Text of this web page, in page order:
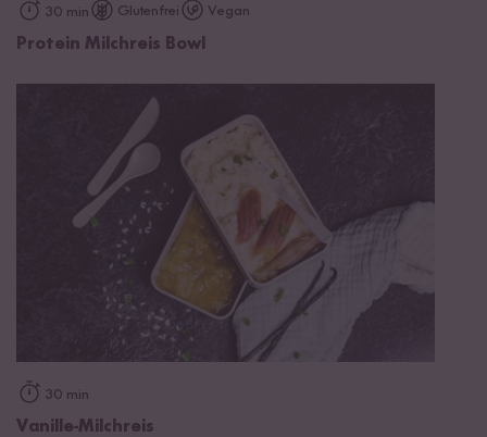
30 min Glutenfrei Vegan
Protein Milchreis Bowl
30 min
Vanille-Milchreis